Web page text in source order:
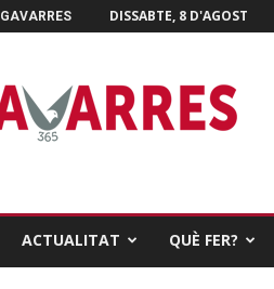
GAVARRES DISSABTE, 8 D'AGOST
ACTUALITAT QUÈ FER?